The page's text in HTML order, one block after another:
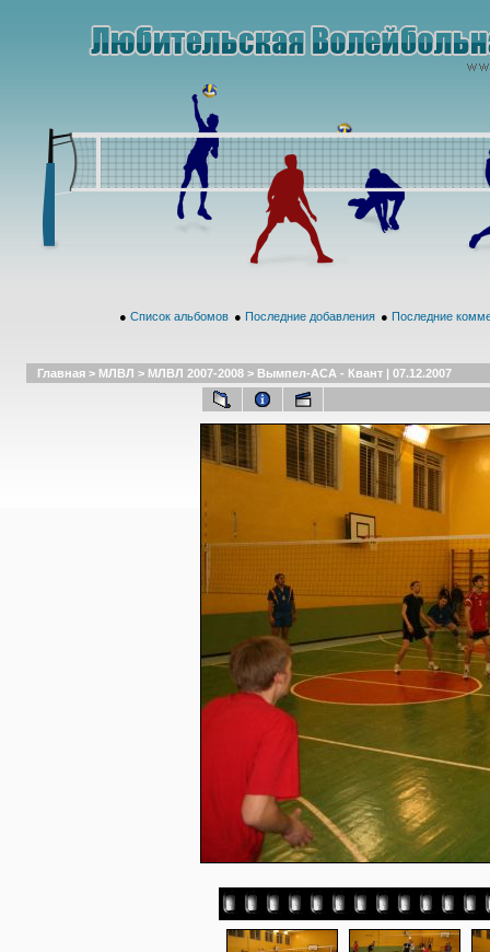
● Список альбомов ● Последние добавления ● Последние
Главная > МЛВЛ > МЛВЛ 2007-2008 > Вымпел-АСА - Квант | 07.12.2007